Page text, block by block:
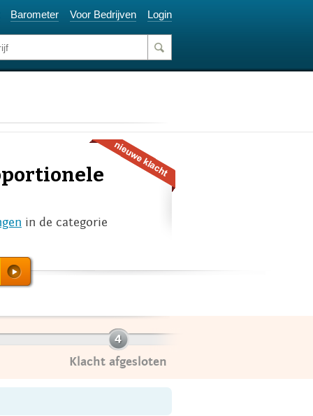
Barometer Voor Bedrijven Login
in de categorie
Klacht afgesloten